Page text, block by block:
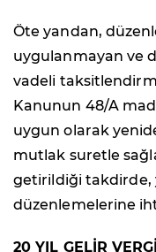
Öte yandan,
uygulanmayan ve
vadeli
Kanunun 48/A
uygun olarak
mutlak suretle
getirildiği takdirde,
düzenlemelerine
20 YIL GELİR